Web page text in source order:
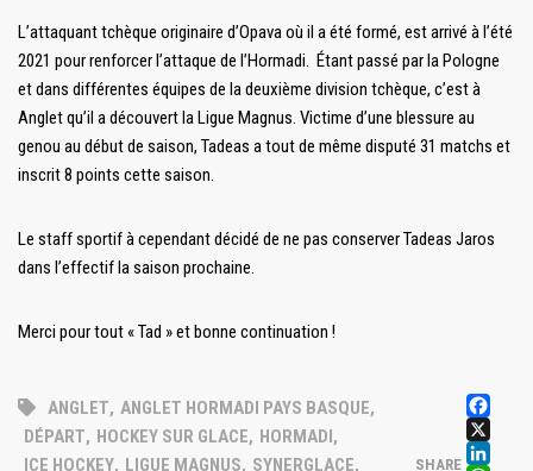
L’attaquant tchèque originaire d’Opava où il a été formé, est arrivé à l’été
2021 pour renforcer l’attaque de l’Hormadi. Étant passé par la Pologne
et dans différentes équipes de la deuxième division tchèque, c’est à
Anglet qu’il a découvert la Ligue Magnus. Victime d’une blessure au
genou au début de saison, Tadeas a tout de même disputé 31 matchs et
inscrit 8 points cette saison.
Le staff sportif à cependant décidé de ne pas conserver Tadeas Jaros
dans l’effectif la saison prochaine.
Merci pour tout « Tad » et bonne continuation !
ANGLET, ANGLET HORMADI PAYS BASQUE,
DÉPART, HOCKEY SUR GLACE, HORMADI,
ICE HOCKEY, LIGUE MAGNUS, SYNERGLACE,
SHARE